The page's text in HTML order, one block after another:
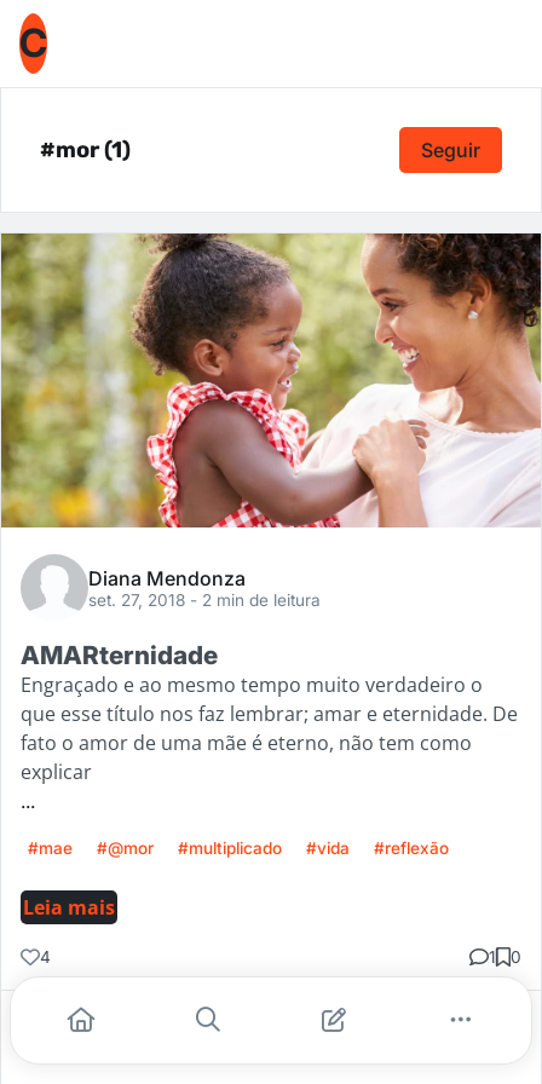
C
#mor (1) Seguir
Diana Mendonza
set. 27, 2018 - 2 min de leitura
AMARternidade
Engraçado e ao mesmo tempo muito verdadeiro o
que esse título nos faz lembrar; amar e eternidade. De
fato o amor de uma mãe é eterno, não tem como
explicar
...
#mae #@mor #multiplicado #vida #reflexão
Leia mais
4 1 0